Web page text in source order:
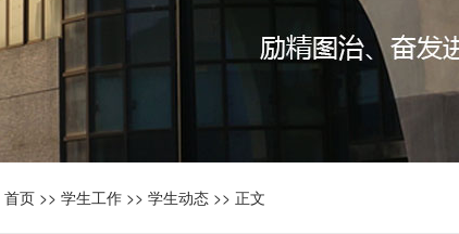
首页 >> 学生工作 >> 学生动态 >> 正文